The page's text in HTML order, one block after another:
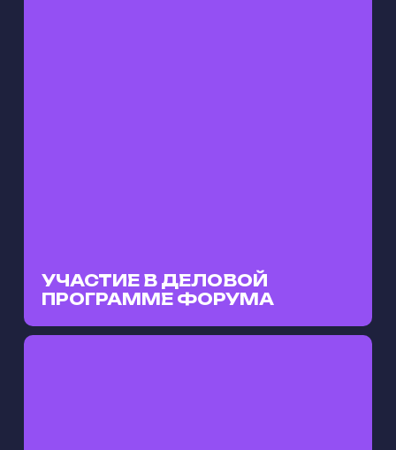
УЧАСТИЕ В ДЕЛОВОЙ
ПРОГРАММЕ ФОРУМА
УЧАСТНИКИ